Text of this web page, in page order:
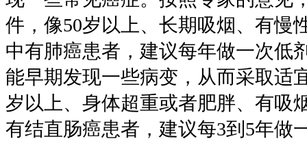
件，像50岁以上、长期吸烟、有慢
中有肺癌患者，建议每年做一次低
能早期发现一些病变，从而采取适
岁以上、身体超重或者肥胖、有吸
有结直肠癌患者，建议每3到5年做